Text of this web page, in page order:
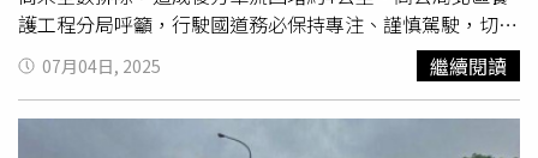
護工程分局呼籲，行駛國道務必保持專注、謹慎駕駛，切勿
分心或疲勞駕車，如遇突發狀況才能及時反應、降低事故發
生的風險。
07月04日, 2025 繼續閱讀